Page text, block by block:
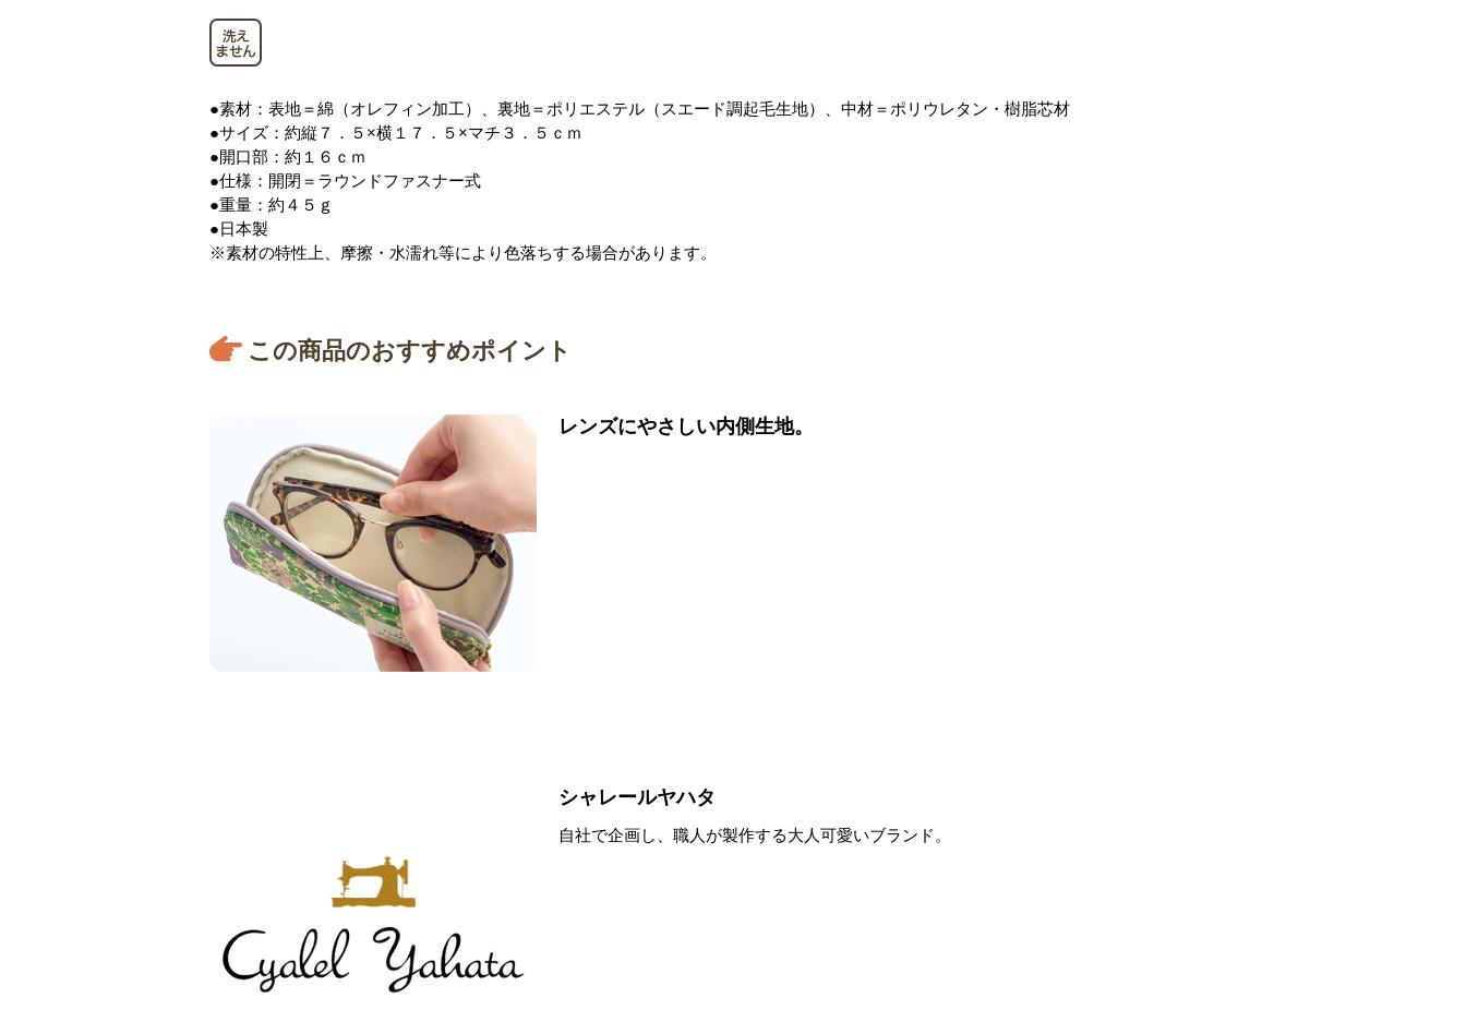
●素材：表地＝綿（オレフィン加工）、裏地＝ポリエステル（スエード調起毛生地）、中材＝ポリウレタン・樹脂芯材
●サイズ：約縦７．５×横１７．５×マチ３．５ｃｍ
●開口部：約１６ｃｍ
●仕様：開閉＝ラウンドファスナー式
●重量：約４５ｇ
●日本製
※素材の特性上、摩擦・水濡れ等により色落ちする場合があります。
この商品のおすすめポイント
レンズにやさしい内側生地。
シャレールヤハタ
自社で企画し、職人が製作する大人可愛いブランド。